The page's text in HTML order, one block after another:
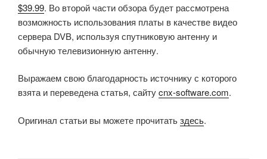
$39.99. Во второй части обзора будет рассмотрена
возможность использования платы в качестве видео
сервера DVB, используя спутниковую антенну и
обычную телевизионную антенну.
Выражаем свою благодарность источнику с которого
взята и переведена статья, сайтуcnx-software.com.
Оригинал статьи вы можете прочитатьздесь.